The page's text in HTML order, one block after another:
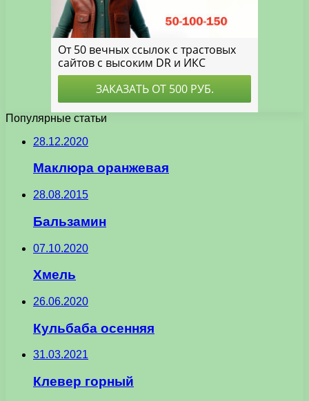
Популярные статьи
28.12.2020
Маклюра оранжевая
28.08.2015
Бальзамин
07.10.2020
Хмель
26.06.2020
Кульбаба осенняя
31.03.2021
Клевер горный